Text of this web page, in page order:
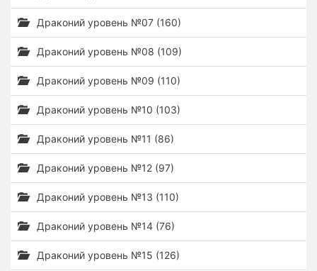
Драконий уровень №07 (160)
Драконий уровень №08 (109)
Драконий уровень №09 (110)
Драконий уровень №10 (103)
Драконий уровень №11 (86)
Драконий уровень №12 (97)
Драконий уровень №13 (110)
Драконий уровень №14 (76)
Драконий уровень №15 (126)